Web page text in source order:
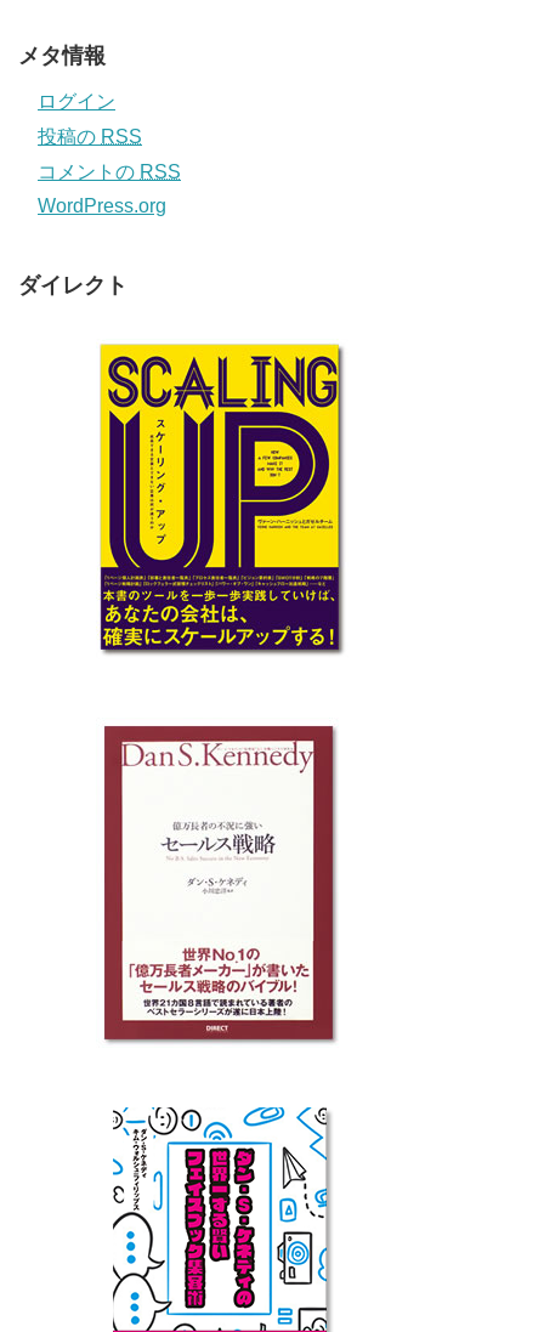
メタ情報
ログイン
投稿の RSS
コメントの RSS
WordPress.org
ダイレクト